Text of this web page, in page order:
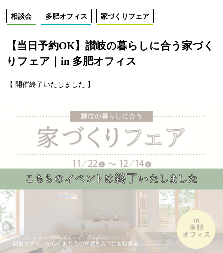
相談会 多肥オフィス 家づくりフェア
【当日予約OK】讃岐の暮らしに合う家づく
りフェア｜in 多肥オフィス
【 開催終了いたしました 】